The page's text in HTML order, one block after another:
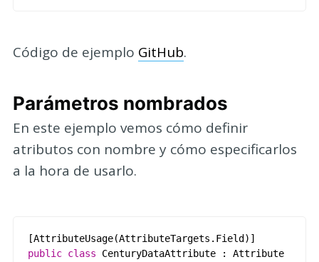
Código de ejemplo GitHub.
Parámetros nombrados
En este ejemplo vemos cómo definir
atributos con nombre y cómo especificarlos
a la hora de usarlo.
[AttributeUsage(AttributeTargets . Field ) ]
public class CenturyDataAttribute :
Attribute